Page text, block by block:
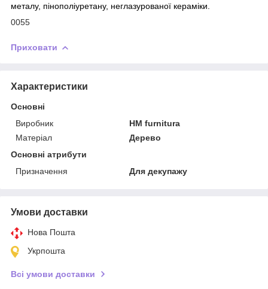
металу, пінополіуретану, неглазурованої кераміки.
0055
Приховати
Характеристики
Основні
Виробник
HM furnitura
Матеріал
Дерево
Основні атрибути
Призначення
Для декупажу
Умови доставки
Нова Пошта
Укрпошта
Всі умови доставки